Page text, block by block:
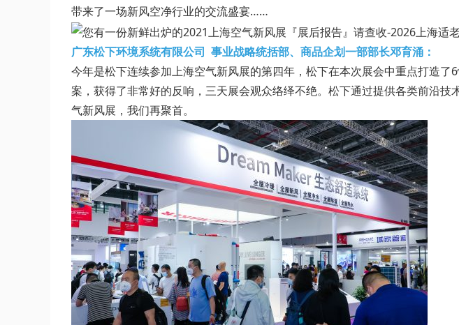
带来了一场新风空净行业的交流盛宴……
广东松下环境系统有限公司 事业战略统括部、商品企划一部部长邓育涌：
今年是松下连续参加上海空气新风展的第四年，松下在本次展会中重点打造
案，获得了非常好的反响，三天展会观众络绎不绝。松下通过提供各类前沿
气新风展，我们再聚首。